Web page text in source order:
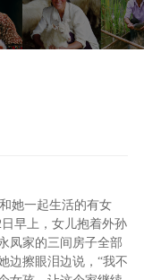
她一起生活的有女
早上，女儿抱着外孙
凤家的三间房子全部
边擦眼泪边说，“我不